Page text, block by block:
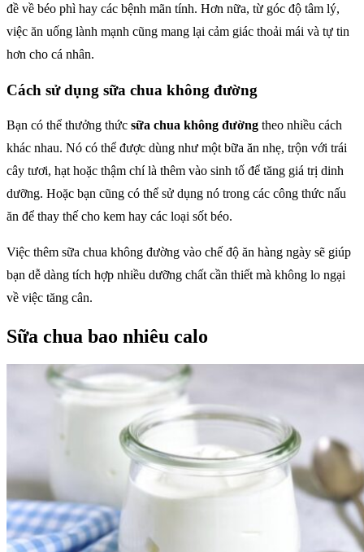
đề về béo phì hay các bệnh mãn tính. Hơn nữa, từ góc độ tâm lý,
việc ăn uống lành mạnh cũng mang lại cảm giác thoải mái và tự tin
hơn cho cá nhân.
Cách sử dụng sữa chua không đường
Bạn có thể thưởng thức sữa chua không đường theo nhiều cách
khác nhau. Nó có thể được dùng như một bữa ăn nhẹ, trộn với trái
cây tươi, hạt hoặc thậm chí là thêm vào sinh tố để tăng giá trị dinh
dưỡng. Hoặc bạn cũng có thể sử dụng nó trong các công thức nấu
ăn để thay thế cho kem hay các loại sốt béo.
Việc thêm sữa chua không đường vào chế độ ăn hàng ngày sẽ giúp
bạn dễ dàng tích hợp nhiều dưỡng chất cần thiết mà không lo ngại
về việc tăng cân.
Sữa chua bao nhiêu calo